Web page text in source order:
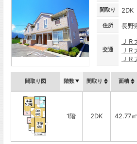
間取り 2DK
住所 長野
交通
Ｊ
Ｊ
Ｊ
間取り図 階数 間取り 面積
1階 2DK 42.77㎡